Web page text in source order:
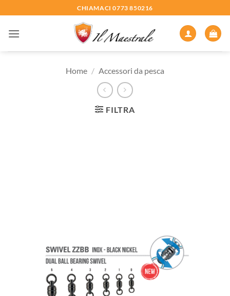
ai
contenuti
CHIAMACI 0773 850216
Home / Accessori da pesca
FILTRA